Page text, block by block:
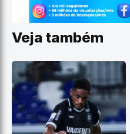
Veja também